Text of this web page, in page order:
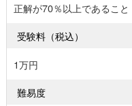
正解が70％以上であること
受験料（税込）
1万円
難易度